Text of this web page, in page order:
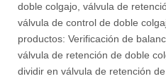
2026-07-06
J-VALVES La resistencia de la fabricación de válvulas de
J-VALVES fabrica válvulas de
doble colgajo, válvula de
válvula de control de doble
productos: Verificación de
válvula de retención de doble
dividir en válvula de retención